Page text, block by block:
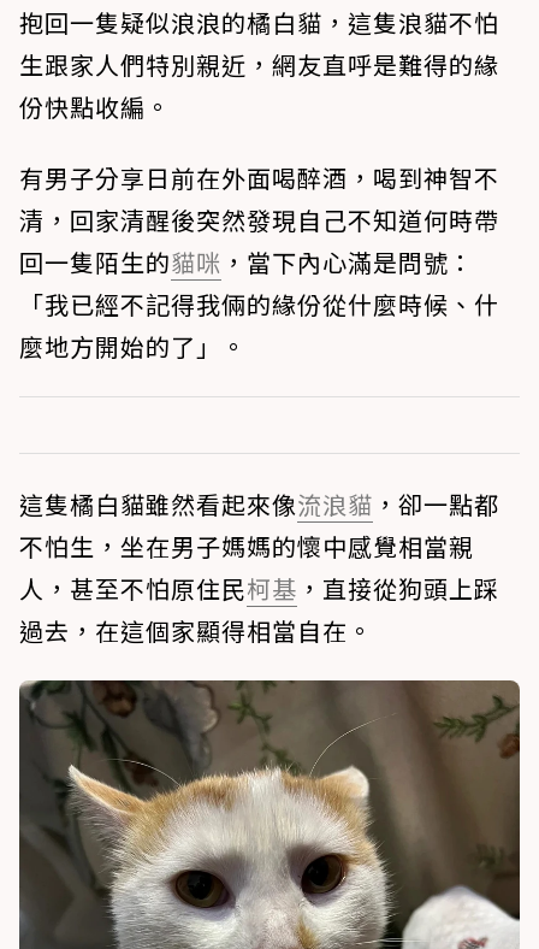
抱回一隻疑似浪浪的橘白貓，這隻浪貓不怕
生跟家人們特別親近，網友直呼是難得的緣
份快點收編。
有男子分享日前在外面喝醉酒，喝到神智不
清，回家清醒後突然發現自己不知道何時帶
回一隻陌生的貓咪 ，當下內心滿是問號：
「我已經不記得我倆的緣份從什麼時候、什
麼地方開始的了」。
這隻橘白貓雖然看起來像流浪貓 ，卻一點都
不怕生，坐在男子媽媽的懷中感覺相當親
人，甚至不怕原住民柯基 ，直接從狗頭上踩
過去，在這個家顯得相當自在。